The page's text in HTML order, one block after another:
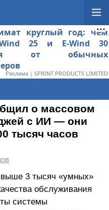
круглый год: чем
Wind 25 и E-Wind 30
от обычных
Реклама | SPRINT PRODUCTS LIMITED
о массовом
с ИИ — они
тысяч часов
3 тысяч «умных»
обслуживания
системы